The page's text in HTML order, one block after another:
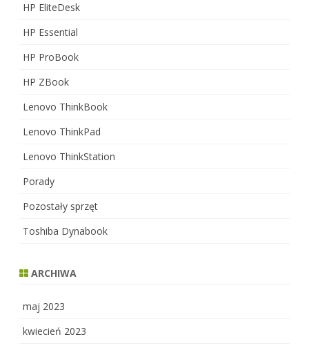
HP EliteDesk
HP Essential
HP ProBook
HP ZBook
Lenovo ThinkBook
Lenovo ThinkPad
Lenovo ThinkStation
Porady
Pozostały sprzęt
Toshiba Dynabook
ARCHIWA
maj 2023
kwiecień 2023